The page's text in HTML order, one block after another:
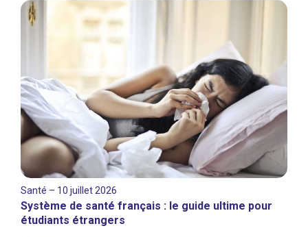
Santé – 10 juillet 2026
Système de santé français : le guide ultime pour
étudiants étrangers